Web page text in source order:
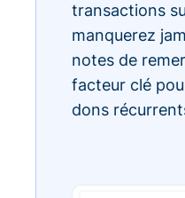
transactions
manquerez
notes de
facteur clé
dons